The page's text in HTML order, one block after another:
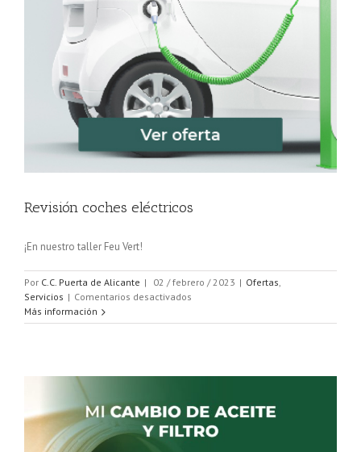
Revisión coches eléctricos
¡En nuestro taller Feu Vert!
Por C.C. Puerta de Alicante | 02 / febrero / 2023 | Ofertas
Servicios | Comentarios desactivados
coches
Más información